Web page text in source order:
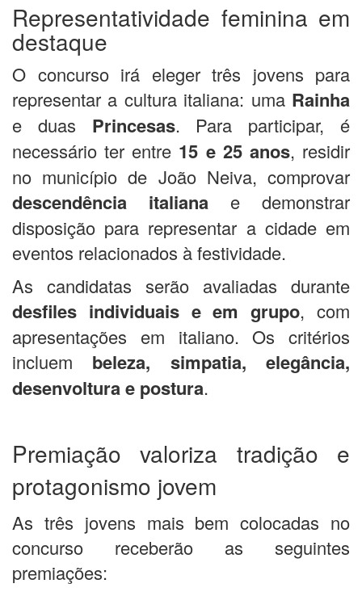
Representatividade feminina em
destaque
O concurso irá eleger três jovens para
representar a cultura italiana: uma Rainha
e duas Princesas. Para participar, é
necessário ter entre 15 e 25 anos, residir
no município de João Neiva, comprovar
descendência italiana e demonstrar
disposição para representar a cidade em
eventos relacionados à festividade.
As candidatas serão avaliadas durante
desfiles individuais e em grupo, com
apresentações em italiano. Os critérios
incluem beleza, simpatia, elegância,
desenvoltura e postura.
Premiação valoriza tradição e
protagonismo jovem
As três jovens mais bem colocadas no
concurso receberão as seguintes
premiações: